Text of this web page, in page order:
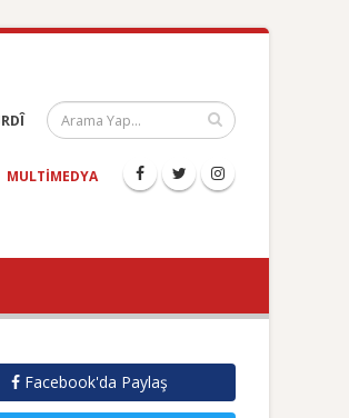
MULTIMEDYA
Facebook'da Paylaş